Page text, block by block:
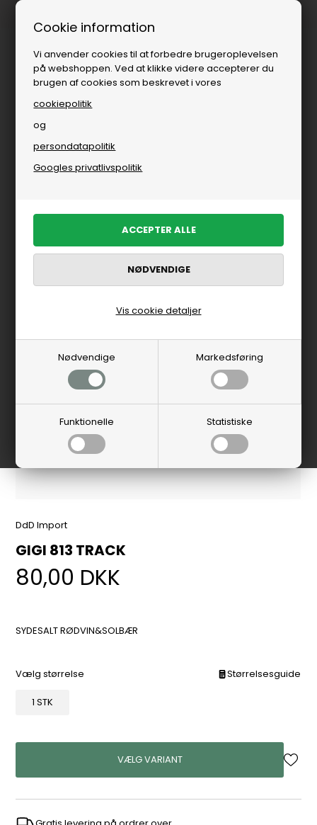
Cookie information
Vi anvender cookies til at forbedre brugeroplevelsen
på webshoppen. Ved at klikke videre accepterer du
brugen af cookies som beskrevet i vores
cookiepolitik
og
persondatapolitik
Googles privatlivspolitik
Nødvendige Markedsføring
Funktionelle Statistiske
Vis cookie detaljer
DdD Import
GIGI 813 TRACK
80,00 DKK
SYDESALT RØDVIN&SOLBÆR
Vælg størrelse Størrelsesguide
1 STK
VÆLG VARIANT